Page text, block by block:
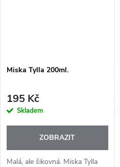
Miska Tylla 200ml.
195 Kč
Skladem
ZOBRAZIT
Malá, ale šikovná. Miska Tylla